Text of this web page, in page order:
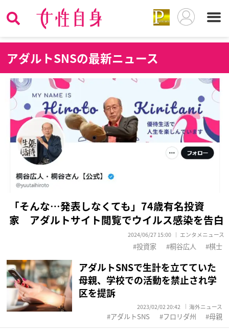
アダルトSNSの最新ニュース
「そんな…発表しなくても」74歳有名投資
家 アダルトサイト閲覧でウイルス感染を告白
2024/06/27 15:00 エンタメニュース
投資家 桐谷広人 棋士
アダルトSNSで生計を立てていた
母親、学校での活動を禁止され学
区を提訴
2023/02/02 20:42 海外ニュース
アダルトSNS フロリダ州 母親